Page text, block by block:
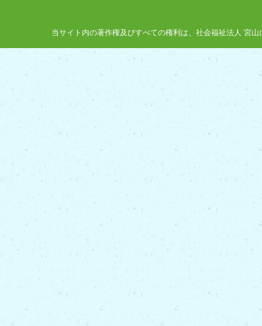
当サイト内の著作権及びすべての権利は、社会福祉法人 宮